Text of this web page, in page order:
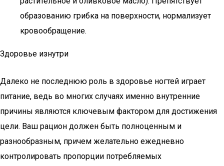
образованию грибка на поверхности, нормализует
кровообращение.
Здоровье изнутри
Далеко не последнюю роль в здоровье ногтей играет
питание, ведь во многих случаях именно внутренние
причины являются ключевым фактором для достижения
цели. Ваш рацион должен быть полноценным и
разнообразным, причем желательно ежедневно
контролировать пропорции потребляемых